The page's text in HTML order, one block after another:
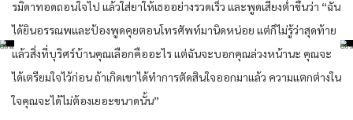
รมิดาทอดถอนใจไป แล้วใส่ยาให้เธออย่างรวดเร็ว และพูดเสียงต่ำขึ้นว่า “ฉัน
ได้ยินอรรณพและป้องพูดคุยตอนโทรศัพท์มานิดหน่อย แต่ก็ไม่รู้ว่าสุดท้าย
แล้วสิ่งที่บุริศร์บ้านคุณเลือกคืออะไร แต่ฉันจะบอกคุณล่วงหน้านะ คุณจะ
ได้เตรียมใจไว้ก่อน ถ้าเกิดเขาได้ทำการตัดสินใจออกมาแล้ว ความแตกต่างใน
ใจคุณจะได้ไม่ต้องเยอะขนาดนั้น”